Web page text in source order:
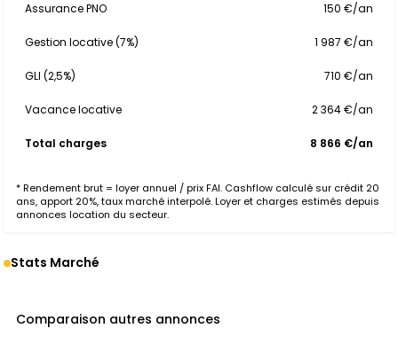
Assurance PNO 150 €/an
Gestion locative (7%) 1 987 €/an
GLI (2,5%) 710 €/an
Vacance locative 2 364 €/an
Total charges 8 866 €/an
* Rendement brut = loyer annuel / prix FAI. Cashflow calculé sur crédit 20
ans, apport 20%, taux marché interpolé. Loyer et charges estimés depuis
annonces location du secteur.
Stats Marché
Comparaison autres annonces